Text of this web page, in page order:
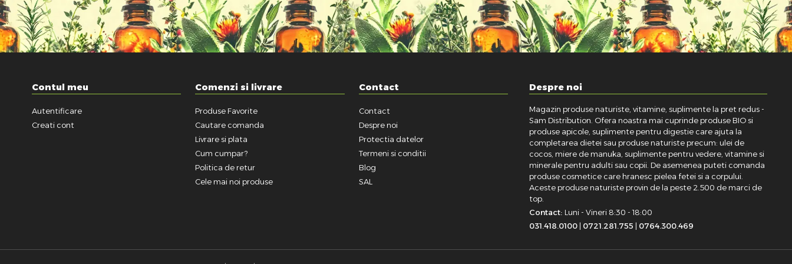
Contul meu
Autentificare
Creati cont
Comenzi si livrare
Produse Favorite
Cautare comanda
Livrare si plata
Cum cumpar?
Politica de retur
Cele mai noi produse
Contact
Contact
Despre noi
Protectia datelor
Termeni si conditii
Blog
SAL
Despre noi
Magazin produse naturiste, vitamine, suplimente la pret redus -
Sam Distribution. Ofera noastra mai cuprinde produse BIO si
produse apicole, suplimente pentru digestie care ajuta la
completarea dietei sau produse naturiste precum: ulei de
cocos, miere de manuka, suplimente pentru vedere, vitamine si
minerale pentru adulti sau copii. De asemenea puteti comanda
produse cosmetice care hranesc pielea fetei si a corpului.
Aceste produse naturiste provin de la peste 2.500 de marci de
top.
Contact: Luni - Vineri 8:30 - 18:00
031.418.0100 | 0721.281.755 | 0764.300.469